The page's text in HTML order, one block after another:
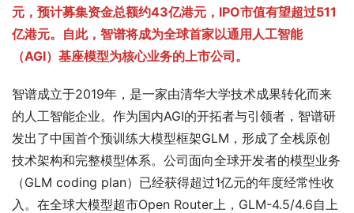
元，预计募集资金总额约43亿港元，IPO市值有望超过511
亿港元。自此，智谱将成为全球首家以通用人工智能
（AGI）基座模型为核心业务的上市公司。
智谱成立于2019年，是一家由清华大学技术成果转化而来
的人工智能企业。作为国内AGI的开拓者与引领者，智谱研
发出了中国首个预训练大模型框架GLM，形成了全栈原创
技术架构和完整模型体系。公司面向全球开发者的模型业务
（GLM coding plan）已经获得超过1亿元的年度经常性收
入。在全球大模型超市Open Router上，GLM-4.5/4.6自上